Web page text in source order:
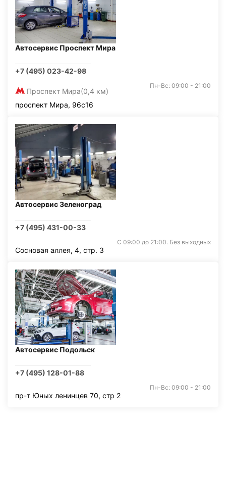
Автосервис Проспект Мира
+7 (495) 023-42-98
Проспект Мира(0,4 км)
Пн-Вс: 09:00 - 21:00
проспект Мира, 96с16
Автосервис Зеленоград
+7 (495) 431-00-33
С 09:00 до 21:00. Без выходных
Сосновая аллея, 4, стр. 3
Автосервис Подольск
+7 (495) 128-01-88
Пн-Вс: 09:00 - 21:00
пр-т Юных ленинцев 70, стр 2